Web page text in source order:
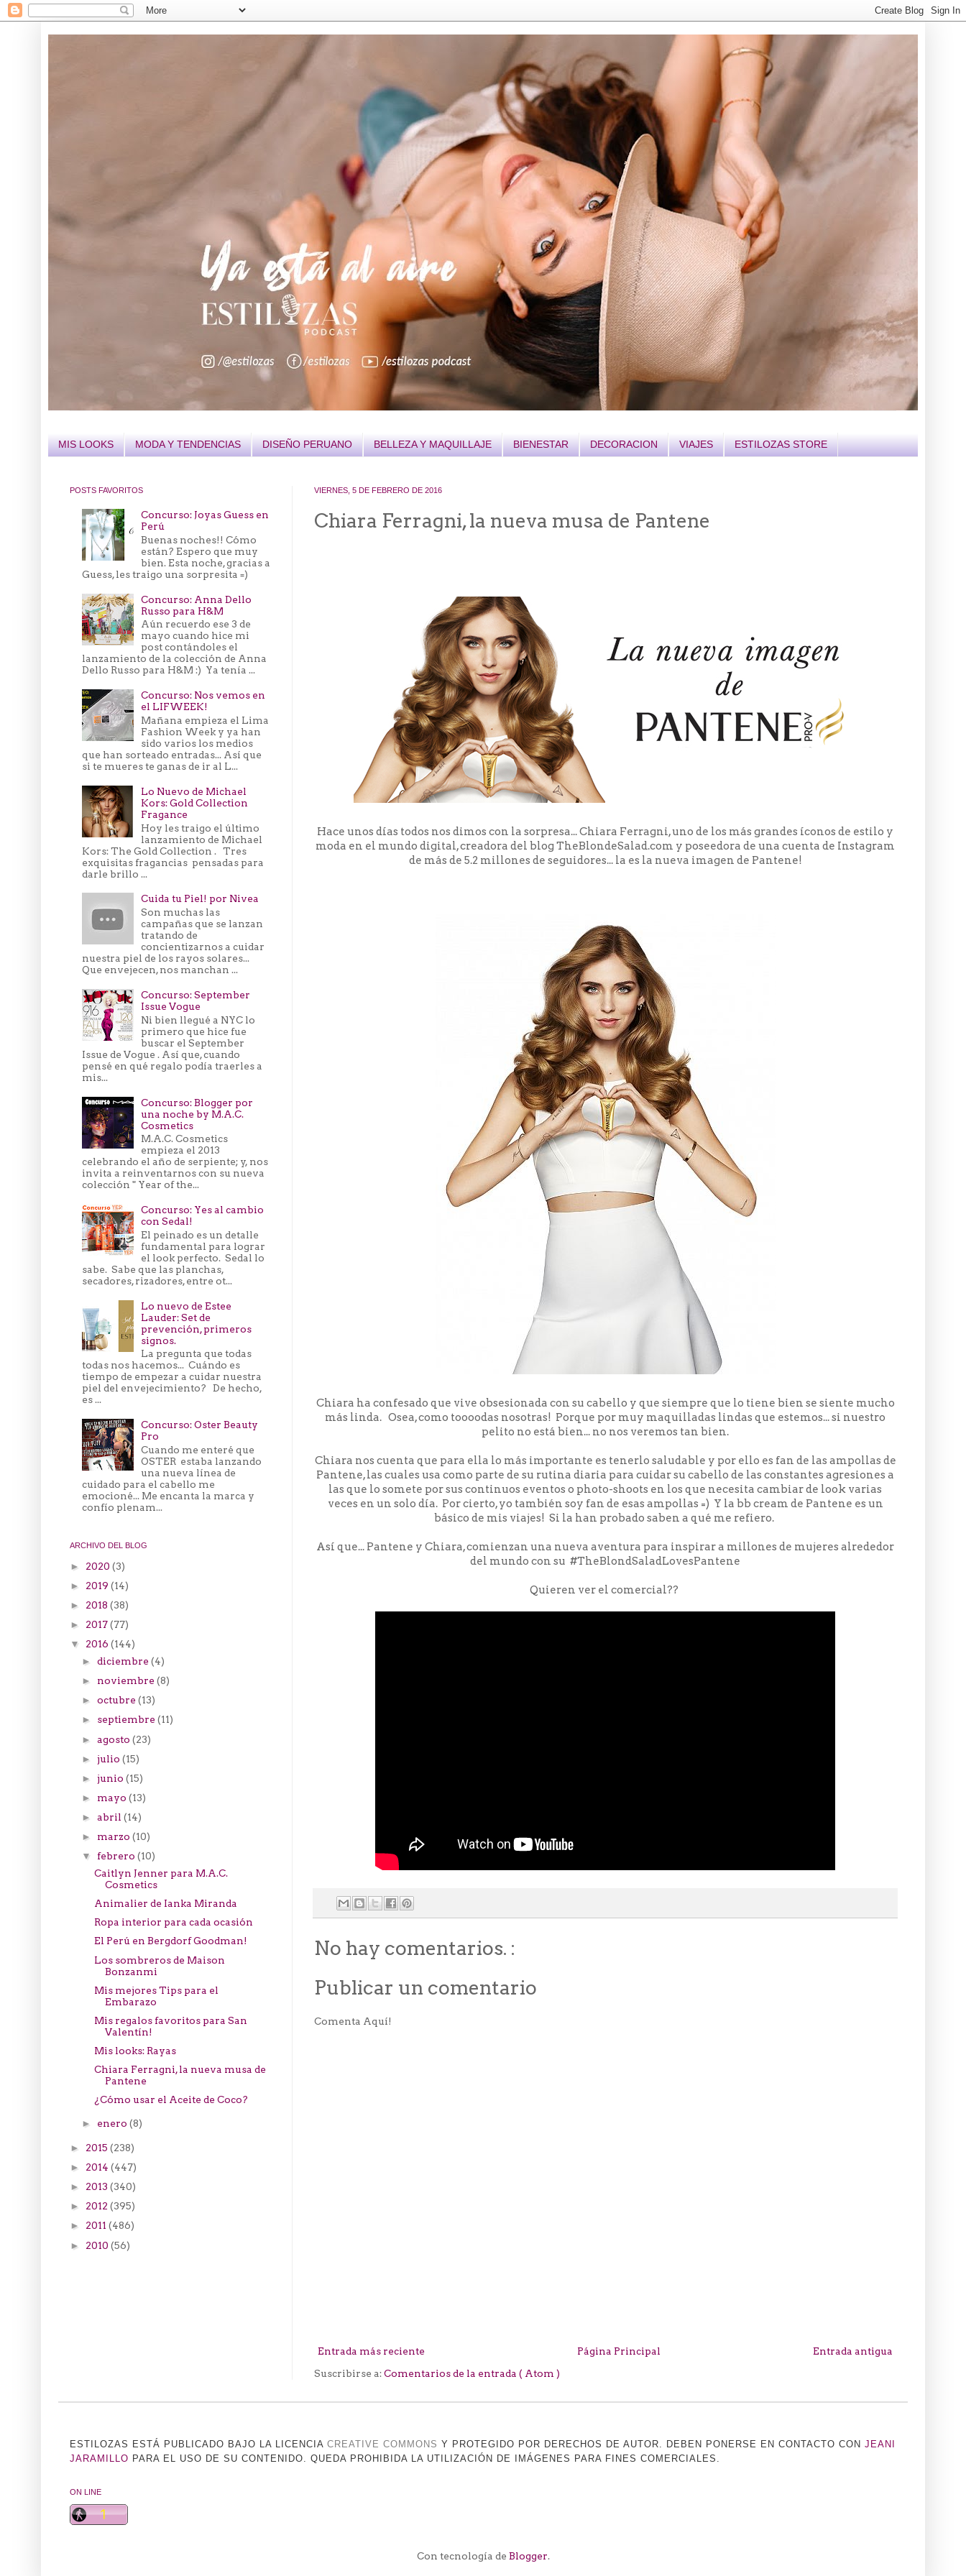
MIS LOOKS MODA Y TENDENCIAS DISEÑO PERUANO BELLEZA Y MAQUILLAJE BIENESTAR DECORACION VIAJES ESTILOZAS STORE
VIERNES, 5 DE FEBRERO DE 2016
Chiara Ferragni, la nueva musa de Pantene
Hace unos días todos nos dimos con la sorpresa... Chiara Ferragni, uno de los más grandes íconos de estilo y
moda en el mundo digital, creadora del blog TheBlondeSalad.com y poseedora de una cuenta de Instagram
de más de 5.2 millones de seguidores... la es la nueva imagen de Pantene!
Chiara ha confesado que vive obsesionada con su cabello y que siempre que lo tiene bien se siente mucho
más linda. Osea, como toooodas nosotras! Porque por muy maquilladas lindas que estemos... si nuestro
pelito no está bien... no nos veremos tan bien.
Chiara nos cuenta que para ella lo más importante es tenerlo saludable y por ello es fan de las ampollas de
Pantene, las cuales usa como parte de su rutina diaria para cuidar su cabello de las constantes agresiones a
las que lo somete por sus continuos eventos o photo-shoots en los que necesita cambiar de look varias
veces en un solo día. Por cierto, yo también soy fan de esas ampollas =) Y la bb cream de Pantene es un
básico de mis viajes! Si la han probado saben a qué me refiero.
Así que... Pantene y Chiara, comienzan una nueva aventura para inspirar a millones de mujeres alrededor
del mundo con su #TheBlondSaladLovesPantene
Quieren ver el comercial??
No hay comentarios. :
Publicar un comentario
Comenta Aquí!
Entrada más reciente Entrada antigua
Página Principal
Suscribirse a:Comentarios de la entrada ( Atom )
POSTS FAVORITOS
Concurso: Joyas Guess en
Perú
Buenas noches!! Cómo
están? Espero que muy
bien. Esta noche, gracias a
Guess, les traigo una sorpresita =)
Concurso: Anna Dello
Russo para H&M
Aún recuerdo ese 3 de
mayo cuando hice mi
post contándoles el
lanzamiento de la colección de Anna
Dello Russo para H&M :) Ya tenía ...
Concurso: Nos vemos en
el LIFWEEK!
Mañana empieza el Lima
Fashion Week y ya han
sido varios los medios
que han sorteado entradas... Así que
si te mueres te ganas de ir al L...
Lo Nuevo de Michael
Kors: Gold Collection
Fragance
Hoy les traigo el último
lanzamiento de Michael
Kors: The Gold Collection . Tres
exquisitas fragancias pensadas para
darle brillo ...
Cuida tu Piel! por Nivea
Son muchas las
campañas que se lanzan
tratando de
concientizarnos a cuidar
nuestra piel de los rayos solares...
Que envejecen, nos manchan ...
Concurso: September
Issue Vogue
Ni bien llegué a NYC lo
primero que hice fue
buscar el September
Issue de Vogue . Así que, cuando
pensé en qué regalo podía traerles a
mis...
Concurso: Blogger por
una noche by M.A.C.
Cosmetics
M.A.C. Cosmetics
empieza el 2013
celebrando el año de serpiente; y, nos
invita a reinventarnos con su nueva
colección " Year of the...
Concurso: Yes al cambio
con Sedal!
El peinado es un detalle
fundamental para lograr
el look perfecto. Sedal lo
sabe. Sabe que las planchas,
secadores, rizadores, entre ot...
Lo nuevo de Estee
Lauder: Set de
prevención, primeros
signos.
La pregunta que todas
todas nos hacemos... Cuándo es
tiempo de empezar a cuidar nuestra
piel del envejecimiento? De hecho,
es ...
Concurso: Oster Beauty
Pro
Cuando me enteré que
OSTER estaba lanzando
una nueva línea de
cuidado para el cabello me
emocioné... Me encanta la marca y
confío plenam...
ARCHIVO DEL BLOG
► 2020 (3)
► 2019 (14)
► 2018 (38)
► 2017(77)
▼ 2016 (144)
►diciembre(4)
► noviembre(8)
►octubre(13)
► septiembre(11)
►agosto(23)
►julio(15)
►junio(15)
► mayo(13)
►abril(14)
► marzo(10)
▼febrero(10)
Caitlyn Jenner para M.A.C.
Cosmetics
Animalier de Ianka Miranda
Ropa interior para cada ocasión
El Perú en Bergdorf Goodman!
Los sombreros de Maison
Bonzanmi
Mis mejores Tips para el
Embarazo
Mis regalos favoritos para San
Valentín!
Mis looks: Rayas
Chiara Ferragni, la nueva musa de
Pantene
¿Cómo usar el Aceite de Coco?
► enero(8)
► 2015 (238)
► 2014 (447)
► 2013 (340)
► 2012 (395)
► 2011 (486)
► 2010 (56)
ESTILOZAS ESTÁ PUBLICADO BAJO LA LICENCIA CREATIVE COMMONS Y PROTEGIDO POR DERECHOS DE AUTOR. DEBEN PONERSE EN CONTACTO CON JEANI
JARAMILLO PARA EL USO DE SU CONTENIDO. QUEDA PROHIBIDA LA UTILIZACIÓN DE IMÁGENES PARA FINES COMERCIALES.
ON LINE
Con tecnología de Blogger.